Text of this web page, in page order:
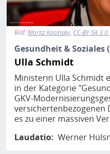
Bild:Moritz Kosinsky CC-BY-SA 3.0
Gesundheit & Soziales
Ulla Schmidt
Ministerin Ulla Schmidt
in der Kategorie
GKV-
es zu einer massiven
Laudatio Werner